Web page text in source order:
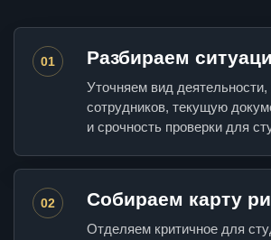
01 Разбираем
Уточняем вид
сотрудников, текущую
и срочность проверки для
02 Собираем карту
Отделяем критичное для